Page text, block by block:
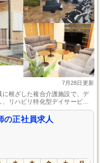
7月28日更新
に根ざした複合介護施設で、デ
リハビリ特化型デイサービス
ています。
の正社員求人